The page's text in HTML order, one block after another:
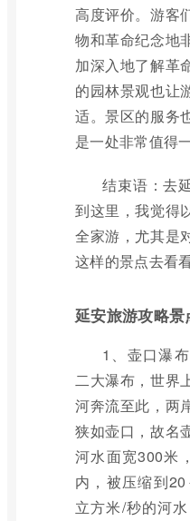
高度评价。游客
物和革命纪念地
加深入地了解革
的园林景观也让
适。景区的服务
是一处非常值得
结束语：去
到这里，我觉得
全家游，尤其是
这样的景点去看
延安旅游攻略景
1、壶口瀑
二大瀑布，世界
河奔流至此，两
狭如壶口，故名
河水面宽300米
内，被压缩到
立方米/秒的河